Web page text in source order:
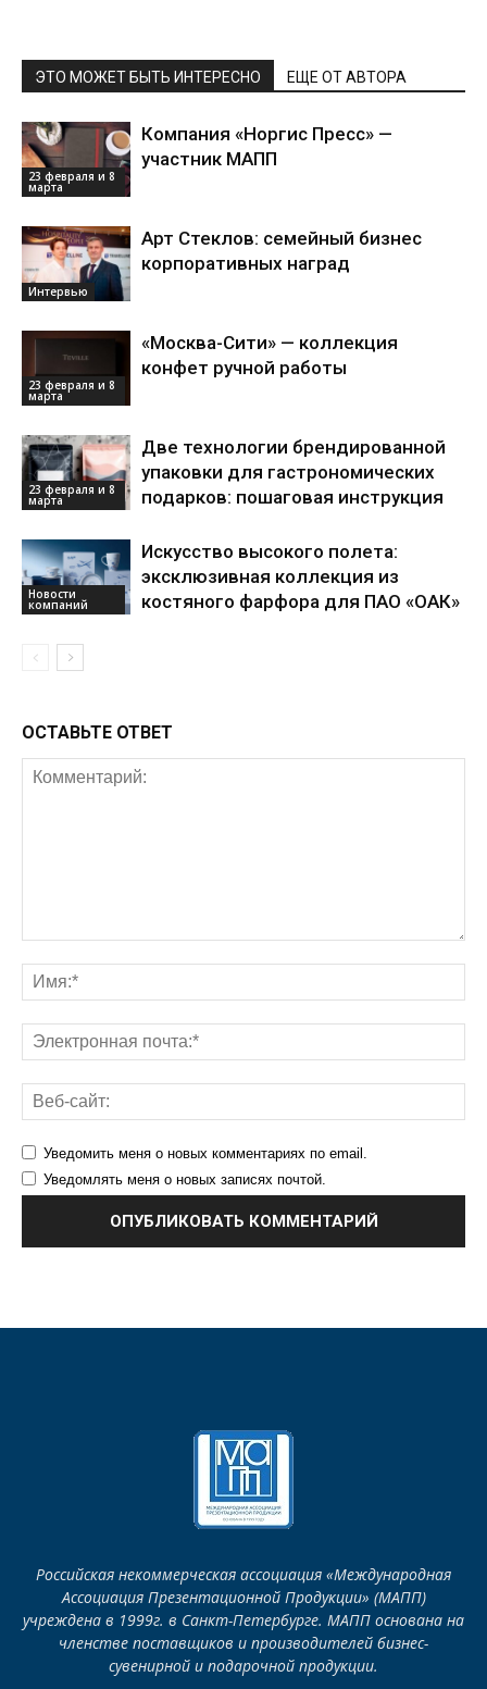
ЭТО МОЖЕТ БЫТЬ ИНТЕРЕСНО ЕЩЕ ОТ АВТОРА
23 февраля и 8
марта
Компания «Норгис Пресс» —
участник МАПП
Интервью
Арт Стеклов: семейный бизнес
корпоративных наград
23 февраля и 8
марта
«Москва-Сити» — коллекция
конфет ручной работы
23 февраля и 8
марта
Две технологии брендированной
упаковки для гастрономических
подарков: пошаговая инструкция
Новости
компаний
Искусство высокого полета:
эксклюзивная коллекция из
костяного фарфора для ПАО «ОАК»
ОСТАВЬТЕ ОТВЕТ
Уведомить меня о новых комментариях по email.
Уведомлять меня о новых записях почтой.
Российская некоммерческая ассоциация «Международная
Ассоциация Презентационной Продукции» (МАПП)
учреждена в 1999г. в Санкт-Петербурге. МАПП основана на
членстве поставщиков и производителей бизнес-
сувенирной и подарочной продукции.